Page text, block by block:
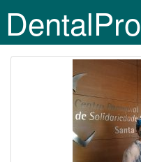
DentalPro